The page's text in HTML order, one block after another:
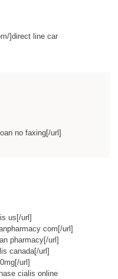
]direct line car
no faxing[/url]
us[/url]
com[/url]
pharmacy[/url]
canada[/url]
url]
cialis online